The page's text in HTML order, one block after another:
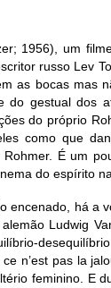
1956), um
russo Lev
as bocas mas
do gestual dos
do próprio
como que
É um
do espírito
encenado, há a
Ludwig
n’est pas la
feminino. E